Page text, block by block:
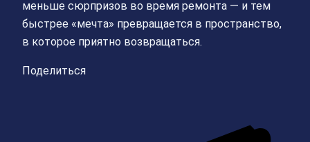
меньше сюрпризов во время ремонта — и тем
быстрее «мечта» превращается в пространство,
в которое приятно возвращаться.
Поделиться